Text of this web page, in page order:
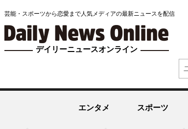
芸能・スポーツから恋愛まで人気メディアの最新ニュースを配信
デイリーニュースオンライン
エンタメ スポーツ